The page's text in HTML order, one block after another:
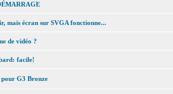
mais écran sur SVGA fonctionne...
de vidéo ?
facile!
G3 Bronze